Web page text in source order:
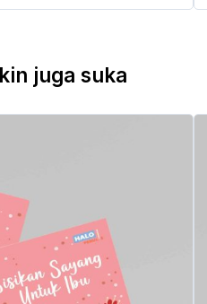
juga suka